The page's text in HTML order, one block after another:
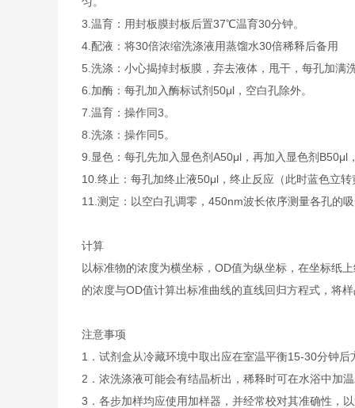
3.温育：用封板膜封板后置37℃温育30分钟。
4.配液：将30倍浓缩洗涤液用蒸馏水30倍稀释后备用
5.洗涤：小心揭掉封板膜，弃去液体，甩干，每孔加满
6.加酶：每孔加入酶标试剂50μl，空白孔除外。
7.温育：操作同3。
8.洗涤：操作同5。
9.显色：每孔先加入显色剂A50μl，再加入显色剂
10.终止：每孔加终止液50μl，终止反应（此时蓝色立转
11.测定：以空白孔调零，450nm波长依序测量各孔的
计算
以标准物的浓度为横坐标，OD值为纵坐标，在坐标纸
的浓度与OD值计算出标准曲线的直线回归方程式，将
注意事项
1．试剂盒从冷藏环境中取出应在室温平衡15-30分钟
2．浓洗涤液可能会有结晶析出，稀释时可在水浴中加
3．各步加样均应使用加样器，并经常校对其准确性，